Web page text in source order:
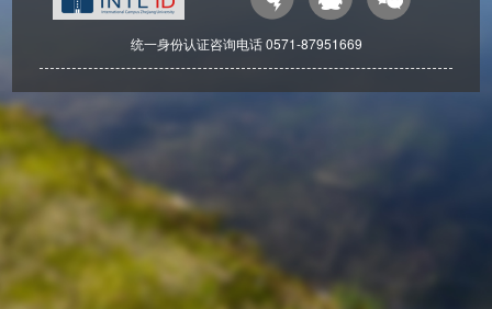
统一身份认证咨询电话 0571-87951669